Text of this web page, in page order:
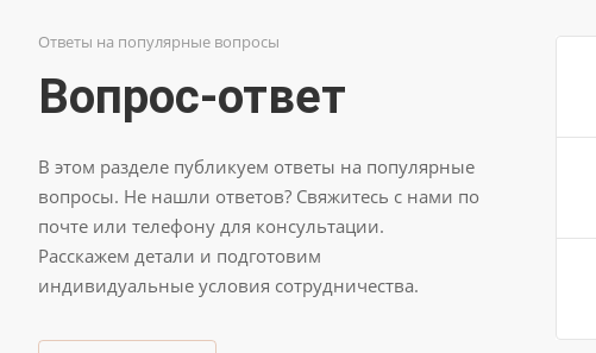
Ответы на популярные вопросы
Вопрос-ответ
В этом разделе публикуем ответы на популярные
вопросы. Не нашли ответов? Свяжитесь с нами по
почте или телефону для консультации.
Расскажем детали и подготовим
индивидуальные условия сотрудничества.